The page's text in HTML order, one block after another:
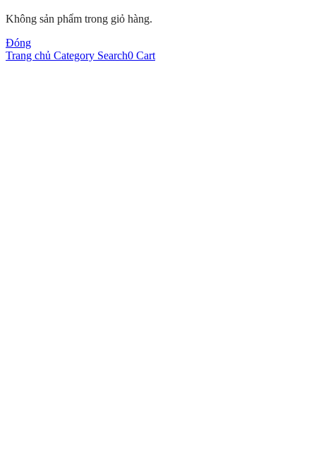
Không sản phẩm trong giỏ hàng.
Đóng
Trang chủ Category Search0 Cart